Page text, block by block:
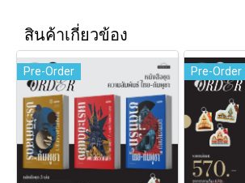
สินค้าเกี่ยวข้อง
Pre-Order Pre-Order